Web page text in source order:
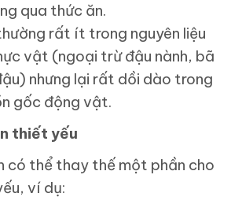
qua thức ăn.
rất ít trong nguyên liệu
vật (ngoại trừ đậu nành, bã
nhưng lại rất dồi dào trong
gốc động vật.
thiết yếu
có thể thay thế một phần cho
ví dụ: